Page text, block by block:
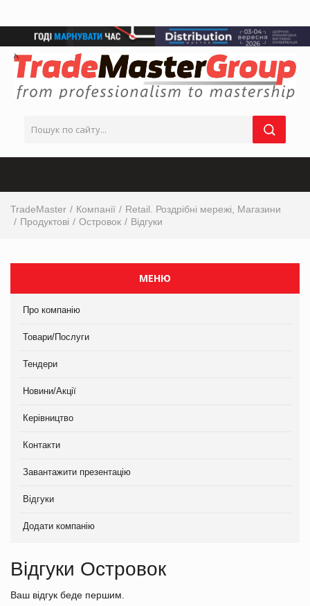
TradeMaster Компанії
Retail. Роздрібні мережі, Магазини
Продуктові
Островок Відгуки
МЕНЮ
Про компанію
Товари/Послуги
Тендери
Новини/Акції
Керівництво
Контакти
Завантажити презентацію
Відгуки
Додати компанію
Відгуки Островок
Ваш відгук беде першим.